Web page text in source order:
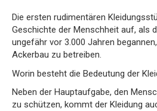
Die ersten rudimentären
Geschichte der Menschheit auf, als
ungefähr vor 3.000 Jahren
Ackerbau zu betreiben.
Worin besteht die Bedeutung der
Neben der Hauptaufgabe, den
zu schützen, kommt der Kleidung